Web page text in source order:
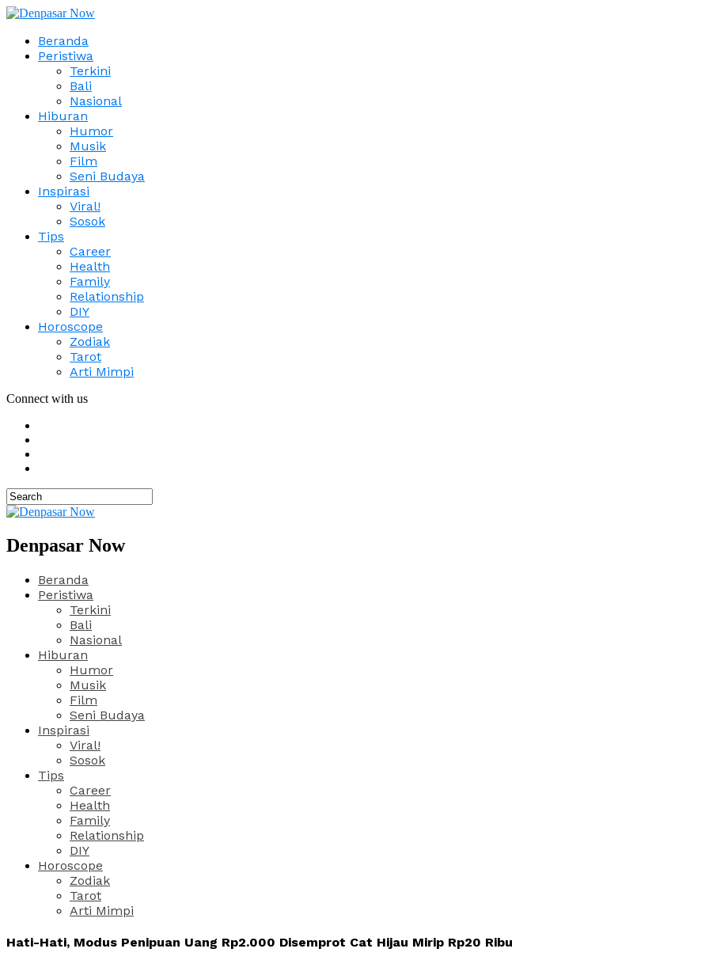
Beranda
Peristiwa
Terkini
Bali
Nasional
Hiburan
Humor
Musik
Film
Seni Budaya
Inspirasi
Viral!
Sosok
Tips
Career
Health
Family
Relationship
DIY
Horoscope
Zodiak
Tarot
Arti Mimpi
Connect with us
Denpasar Now
Beranda
Peristiwa
Terkini
Bali
Nasional
Hiburan
Humor
Musik
Film
Seni Budaya
Inspirasi
Viral!
Sosok
Tips
Career
Health
Family
Relationship
DIY
Horoscope
Zodiak
Tarot
Arti Mimpi
Hati-Hati, Modus Penipuan Uang Rp2.000 Disemprot Cat Hijau Mirip Rp20 Ribu